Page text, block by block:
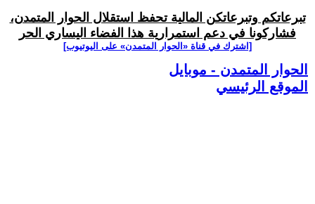
تبرعاتكم وتبرعاتكن المالية تحفظ استقلال الحوار المتمدن،
فشاركونا في دعم استمرارية هذا الفضاء اليساري الحر
[اشترك في قناة ‫«الحوار المتمدن» على اليوتيوب]
الحوار المتمدن - موبايل
الموقع الرئيسي